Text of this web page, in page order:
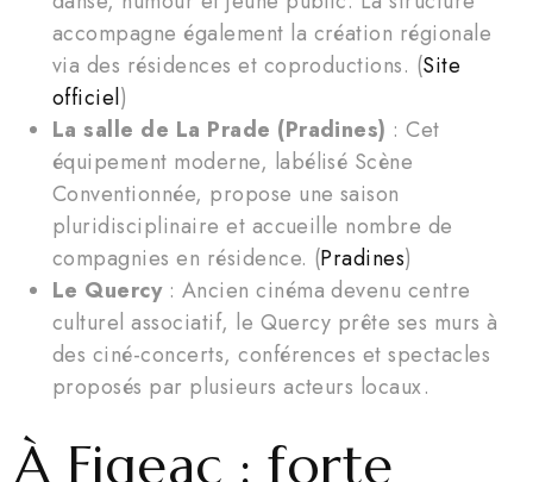
accompagne également la création régionale
via des résidences et coproductions. (Site
officiel)
La salle de La Prade (Pradines) : Cet
équipement moderne, labélisé Scène
Conventionnée, propose une saison
pluridisciplinaire et accueille nombre de
compagnies en résidence. (Pradines)
Le Quercy: Ancien cinéma devenu centre
culturel associatif, le Quercy prête ses murs à
des ciné-concerts, conférences et spectacles
proposés par plusieurs acteurs locaux.
À Figeac : forte